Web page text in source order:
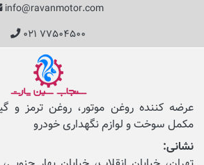
info@ravanmotor.com
۰۲۱ ۷۷۵۰۴۵۰۰
عرضه کننده روغن موتور، روغن ترمز و
مکمل‌ سوخت و لوازم نگهداری خودرو
نشانی: